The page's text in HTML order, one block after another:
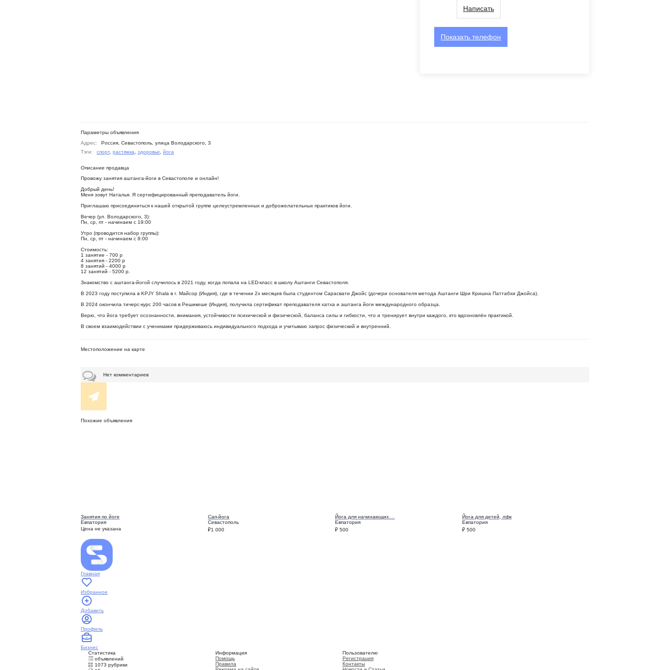
Написать
Показать телефон
Параметры объявления
Адрес:
Россия, Севастополь, улица Володарского, 3
Тэги:
спорт, растяжка здоровье йога
Описание продавца
Провожу занятия аштанга-йоги в Севастополе и онлайн!
Добрый день!
Меня зовут Наталья. Я сертифицированный преподаватель йоги.
Приглашаю присоединиться к нашей открытой группе целеустремленных и доброжелательных практиков йоги.
Вечер (ул. Володарского, 3):
Пн, ср, пт - начинаем с 19:00
Утро (проводится набор группы):
Пн, ср, пт - начинаем с 8:00
Стоимость:
1 занятие - 700 р
4 занятия - 2200 р
8 занятий - 4000 р
12 занятий - 5200 р.
Знакомство с аштанга-йогой случилось в 2021 году, когда попала на LED-класс в школу Аштанги Севастополя.
В 2023 году поступила в KPJY Shala в г. Майсор (Индия), где в течении 2х месяцев была студентом Сарасвати Джойс (дочери основателя метода Аштанги Шри Кришна Паттабхи Джойса).
В 2024 окончила тичерс-курс 200 часов в Решикеше (Индия), получила сертификат преподавателя хатха и аштанга йоги международного образца.
Верю, что йога требует осознанности, внимания, устойчивости психической и физической, баланса силы и гибкости, что и тренирует внутри каждого, кто вдохновлён практикой.
В своем взаимодействии с учениками придерживаюсь индивидуального подхода и учитываю запрос физический и внутренний.
Местоположение на карте
Нет комментариев
Похожие объявления
Занятия по йоге
Евпатория
Цена не указана
Сап-йога
Севастополь
₽1 000
Йога для начинающих....
Евпатория
₽ 500
Йога для детей, лфк
Евпатория
₽ 500
Главная
Избранное
Добавить
Профиль
Бизнес
Статистика
объявлений
1073 рубрики
Информация
Помощь
Правила
Пользователю
Регистрация
Контакты